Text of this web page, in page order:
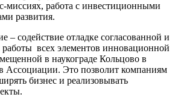
миссиях, работа с инвестиционными
развития.
– содействие отладке согласованной и
всех элементов инновационной
в наукограде Кольцово в
Ассоциации. Это позволит компаниям
бизнес и реализовывать